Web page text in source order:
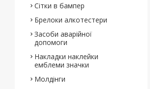
Сітки в бампер
Брелоки алкотестери
Засоби аварійної
допомоги
Накладки наклейки
емблеми значки
Молдінги